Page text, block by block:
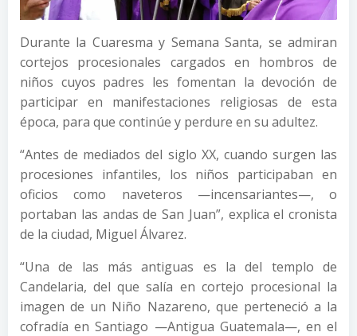
Durante la Cuaresma y Semana Santa, se admiran
cortejos procesionales cargados en hombros de
niños cuyos padres les fomentan la devoción de
participar en manifestaciones religiosas de esta
época, para que continúe y perdure en su adultez.
“Antes de mediados del siglo XX, cuando surgen las
procesiones infantiles, los niños participaban en
oficios como naveteros —incensariantes—, o
portaban las andas de San Juan”, explica el cronista
de la ciudad, Miguel Álvarez.
“Una de las más antiguas es la del templo de
Candelaria, del que salía en cortejo procesional la
imagen de un Niño Nazareno, que perteneció a la
cofradía en Santiago —Antigua Guatemala—, en el